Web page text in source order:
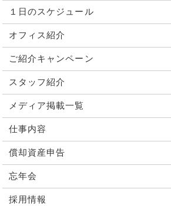
１日のスケジュール
オフィス紹介
ご紹介キャンペーン
スタッフ紹介
メディア掲載一覧
仕事内容
償却資産申告
忘年会
採用情報